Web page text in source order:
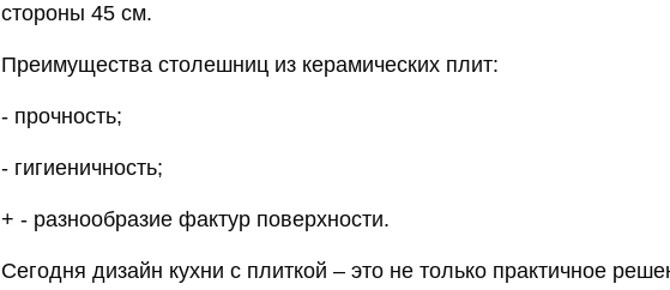
стороны 45 см.
Преимущества столешниц из керамических плит:
- прочность;
- гигиеничность;
+ - разнообразие фактур поверхности.
Сегодня дизайн кухни с плиткой – это не только практичное